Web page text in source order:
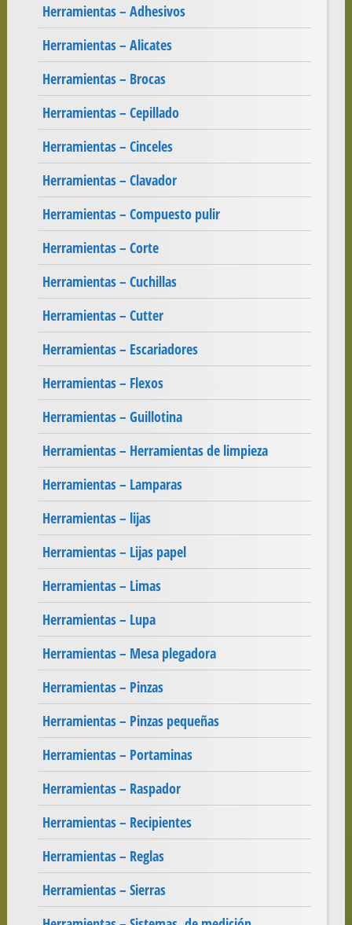
Herramientas – Adhesivos
Herramientas – Alicates
Herramientas – Brocas
Herramientas – Cepillado
Herramientas – Cinceles
Herramientas – Clavador
Herramientas – Compuesto pulir
Herramientas – Corte
Herramientas – Cuchillas
Herramientas – Cutter
Herramientas – Escariadores
Herramientas – Flexos
Herramientas – Guillotina
Herramientas – Herramientas de limpieza
Herramientas – Lamparas
Herramientas – lijas
Herramientas – Lijas papel
Herramientas – Limas
Herramientas – Lupa
Herramientas – Mesa plegadora
Herramientas – Pinzas
Herramientas – Pinzas pequeñas
Herramientas – Portaminas
Herramientas – Raspador
Herramientas – Recipientes
Herramientas – Reglas
Herramientas – Sierras